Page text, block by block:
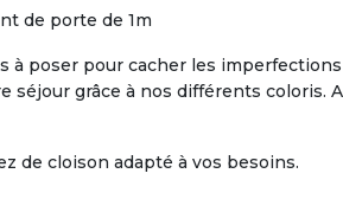
de porte de 1m
poser pour cacher les
grâce à nos différents coloris.
de cloison adapté à vos besoins.